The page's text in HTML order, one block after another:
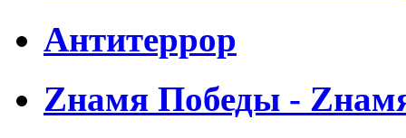
Антитеррор
Zнамя Победы -